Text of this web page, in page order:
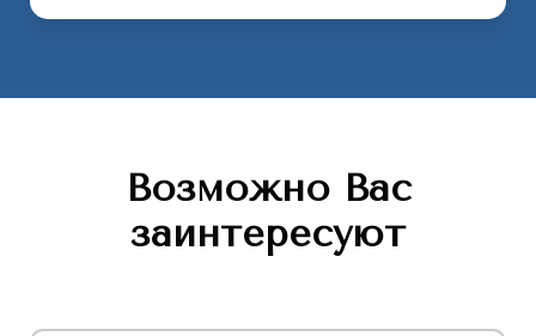
Возможно Вас
заинтересуют